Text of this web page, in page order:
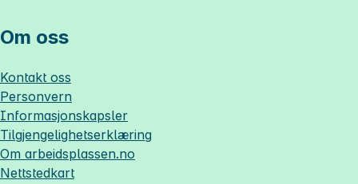
Om oss
Kontakt oss
Personvern
Informasjonskapsler
Tilgjengelighetserklæring
Om arbeidsplassen.no
Nettstedkart